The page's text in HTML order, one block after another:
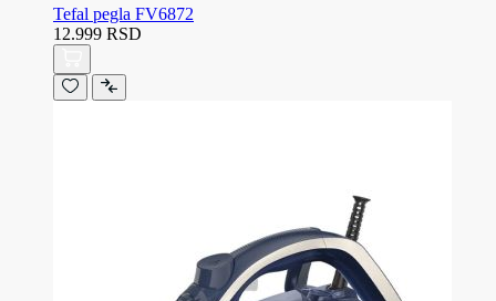
Tefal pegla FV6872
12.999 RSD